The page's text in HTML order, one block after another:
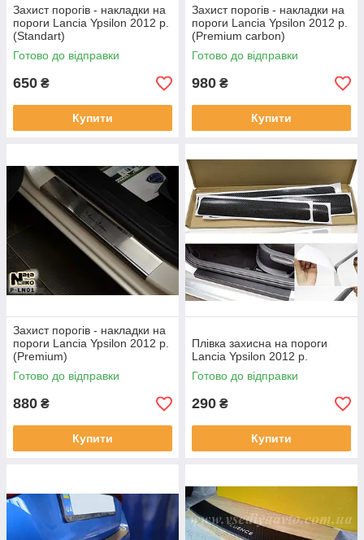
Захист порогів - накладки на
пороги Lancia Ypsilon 2012 р.
(Standart)
Готово до відправки
650 ₴
Купити
Захист порогів - накладки на
пороги Lancia Ypsilon 2012 р.
(Premium carbon)
Готово до відправки
980 ₴
Купити
Захист порогів - накладки на
пороги Lancia Ypsilon 2012 р.
(Premium)
Готово до відправки
880 ₴
Купити
Плівка захисна на пороги
Lancia Ypsilon 2012 р.
Готово до відправки
290 ₴
Купити